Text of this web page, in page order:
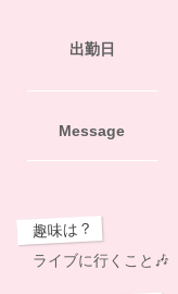
出勤日
Message
趣味は？
ライブに行くこと🎶